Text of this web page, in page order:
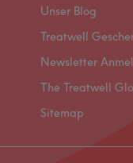
Unser Blog
Treatwell
Newsletter
The Treatwell
Sitemap